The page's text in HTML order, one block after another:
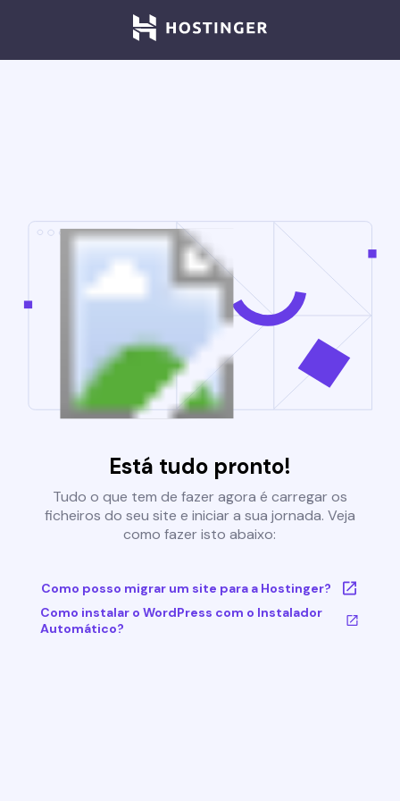
Está tudo pronto!
Tudo o que tem de fazer agora é carregar os
ficheiros do seu site e iniciar a sua jornada. Veja
como fazer isto abaixo:
Como posso migrar um site para a Hostinger?
Como instalar o WordPress com o Instalador
Automático?